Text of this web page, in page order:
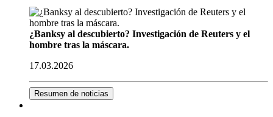
¿Banksy al descubierto? Investigación de Reuters y el
hombre tras la máscara.
17.03.2026
Resumen de noticias